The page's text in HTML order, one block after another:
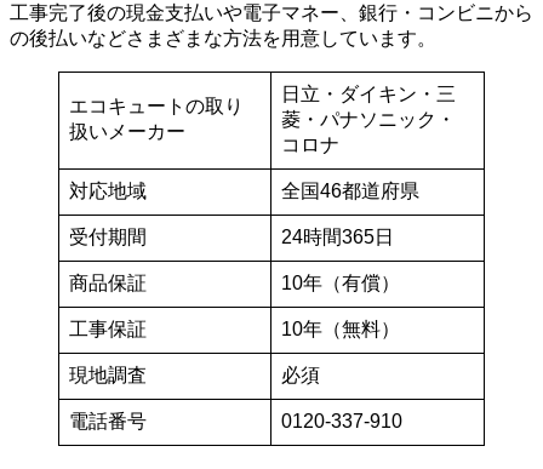
工事完了後の現金支払いや電子マネー、銀行・コンビニから
の後払いなどさまざまな方法を用意しています。
エコキュートの取り
扱いメーカー
日立・ダイキン・三
菱・パナソニック・
コロナ
対応地域 全国46都道府県
受付期間 24時間365日
商品保証 10年（有償）
工事保証 10年（無料）
現地調査 必須
電話番号 0120-337-910